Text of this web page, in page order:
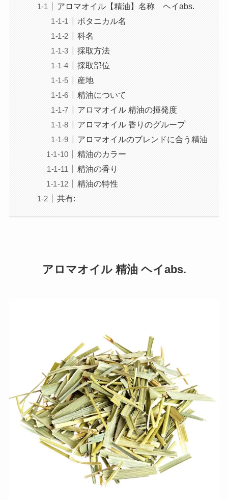
アロマオイル【精油】名称 ヘイabs.
ボタニカル名
科名
採取方法
採取部位
産地
精油について
アロマオイル 精油の揮発度
アロマオイル 香りのグループ
アロマオイルのブレンドに合う精油
精油のカラー
精油の香り
精油の特性
共有:
アロマオイル 精油 ヘイabs.